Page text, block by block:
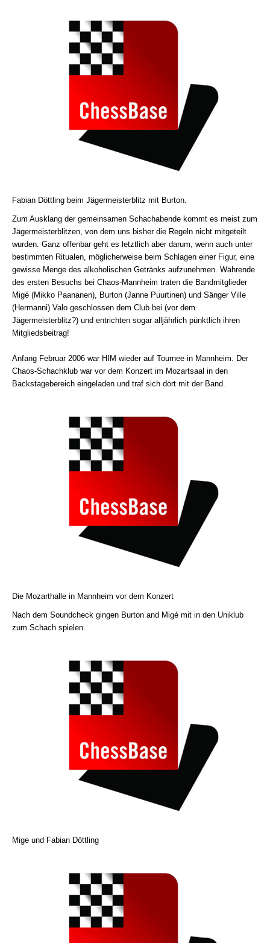
Fabian Döttling beim Jägermeisterblitz mit Burton.
Zum Ausklang der gemeinsamen Schachabende kommt es meist zum
Jägermeisterblitzen, von dem uns bisher die Regeln nicht mitgeteilt
wurden. Ganz offenbar geht es letztlich aber darum, wenn auch unter
bestimmten Ritualen, möglicherweise beim Schlagen einer Figur, eine
gewisse Menge des alkoholischen Getränks aufzunehmen. Währende
des ersten Besuchs bei Chaos-Mannheim traten die Bandmitglieder
Migé (Mikko Paananen), Burton (Janne Puurtinen) und Sänger Ville
(Hermanni) Valo geschlossen dem Club bei (vor dem
Jägermeisterblitz?) und entrichten sogar alljährlich pünktlich ihren
Mitgliedsbeitrag!
Anfang Februar 2006 war HIM wieder auf Tournee in Mannheim. Der
Chaos-Schachklub war vor dem Konzert im Mozartsaal in den
Backstagebereich eingeladen und traf sich dort mit der Band.
Die Mozarthalle in Mannheim vor dem Konzert
Nach dem Soundcheck gingen Burton and Migé mit in den Uniklub
zum Schach spielen.
Mige und Fabian Döttling